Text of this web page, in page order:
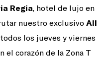
Regia, hotel de lujo en
nuestro exclusivo All
todos los jueves y viernes
el corazón de la Zona T